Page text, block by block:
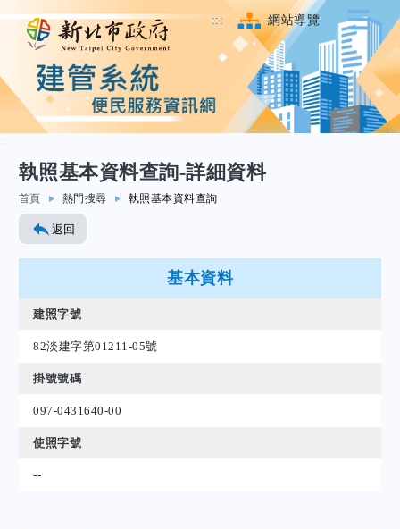
::: 網站導覽
跳至主要內容
執照基本資料查詢-詳細資料
首頁 熱門搜尋 執照基本資料查詢
返回
基本資料
建照字號
82淡建字第01211-05號
掛號號碼
097-0431640-00
使照字號
--